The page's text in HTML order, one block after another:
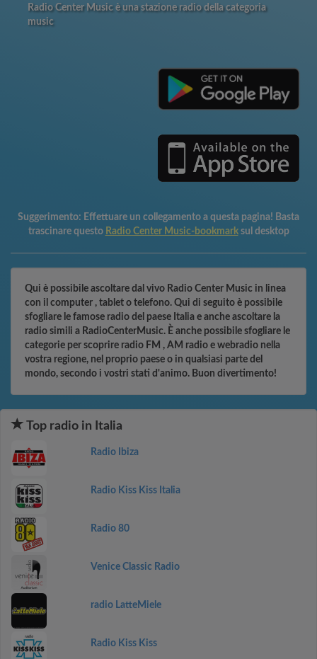
Radio Center Music è una stazione radio della categoria
music
Suggerimento: Effettuare un collegamento a questa pagina! Basta
trascinare questo Radio Center Music-bookmark sul desktop
Qui è possibile ascoltare dal vivo Radio Center Music in linea
con il computer , tablet o telefono. Qui di seguito è possibile
sfogliare le famose radio del paese Italia e anche ascoltare la
radio simili a RadioCenterMusic. È anche possibile sfogliare le
categorie per scoprire radio FM , AM radio e webradio nella
vostra regione, nel proprio paese o in qualsiasi parte del
mondo, secondo i vostri stati d'animo. Buon divertimento!
Top radio in Italia
Radio Ibiza
Radio Kiss Kiss Italia
Radio 80
Venice Classic Radio
radio LatteMiele
Radio Kiss Kiss